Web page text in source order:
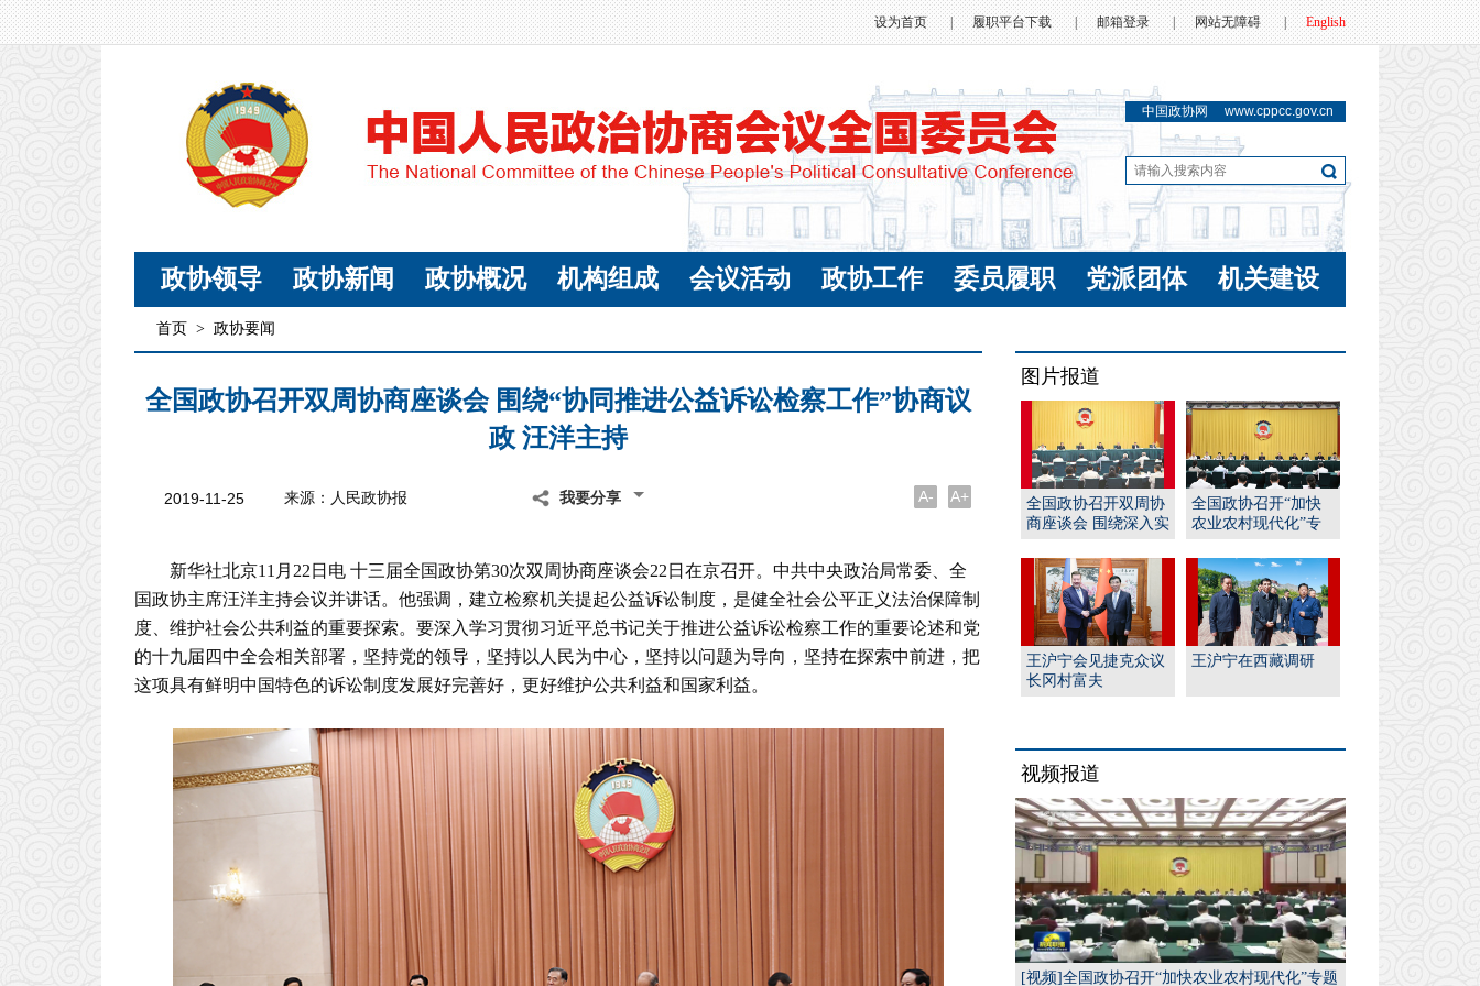
设为首页 履职平台下载 | 邮箱登录 网站无障碍 | English
中国政协网 www.cppcc.gov.cn
政协领导 政协新闻 政协概况 机构组成 会议活动 政协工作 委员履职 党派团体 机关建设
首页 > 政协要闻
全国政协召开双周协商座谈会 围绕“协同推进公益诉讼检察工作”协商议
政 汪洋主持
2019-11-25 来源：人民政协报 我要分享 A- A+
新华社北京11月22日电 十三届全国政协第30次双周协商座谈会22日在京召开。中共中央政治局常委、全
国政协主席汪洋主持会议并讲话。他强调，建立检察机关提起公益诉讼制度，是健全社会公平正义法治保障制
度、维护社会公共利益的重要探索。要深入学习贯彻习近平总书记关于推进公益诉讼检察工作的重要论述和党
的十九届四中全会相关部署，坚持党的领导，坚持以人民为中心，坚持以问题为导向，坚持在探索中前进，把
这项具有鲜明中国特色的诉讼制度发展好完善好，更好维护公共利益和国家利益。
图片报道
全国政协召开双周协
商座谈会 围绕深入实
动...
全国政协召开“加快
农业农村现代化”专
并...
王沪宁会见捷克众议
长冈村富夫
王沪宁在西藏调研
视频报道
[视频]全国政协召开“加快农业农村现代化”专题